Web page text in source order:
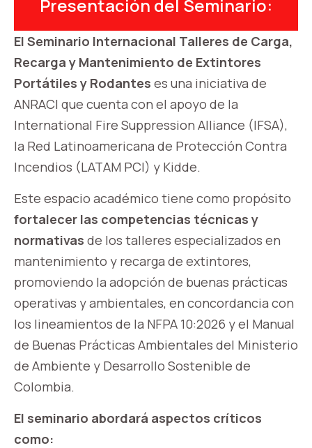
Presentación del Seminario:
El Seminario Internacional Talleres de Carga,
Recarga y Mantenimiento de Extintores
Portátiles y Rodantes es una iniciativa de
ANRACI que cuenta con el apoyo de la
International Fire Suppression Alliance (IFSA),
la Red Latinoamericana de Protección Contra
Incendios (LATAM PCI) y Kidde.
Este espacio académico tiene como propósito
fortalecer las competencias técnicas y
normativas de los talleres especializados en
mantenimiento y recarga de extintores,
promoviendo la adopción de buenas prácticas
operativas y ambientales, en concordancia con
los lineamientos de la NFPA 10:2026 y el Manual
de Buenas Prácticas Ambientales del Ministerio
de Ambiente y Desarrollo Sostenible de
Colombia.
El seminario abordará aspectos críticos
como: